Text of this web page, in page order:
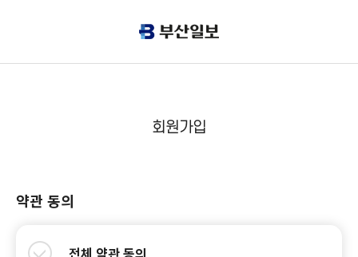
회원가입
약관 동의
전체 약관 동의